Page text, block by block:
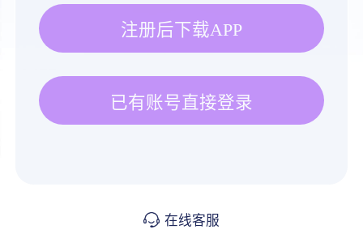
注册后下载APP
已有账号直接登录
在线客服